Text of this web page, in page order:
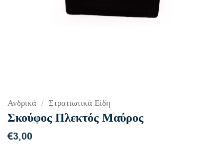
Ανδρικά / Στρατιωτικά Είδη
Σκούφος Πλεκτός Μαύρος
€3,00